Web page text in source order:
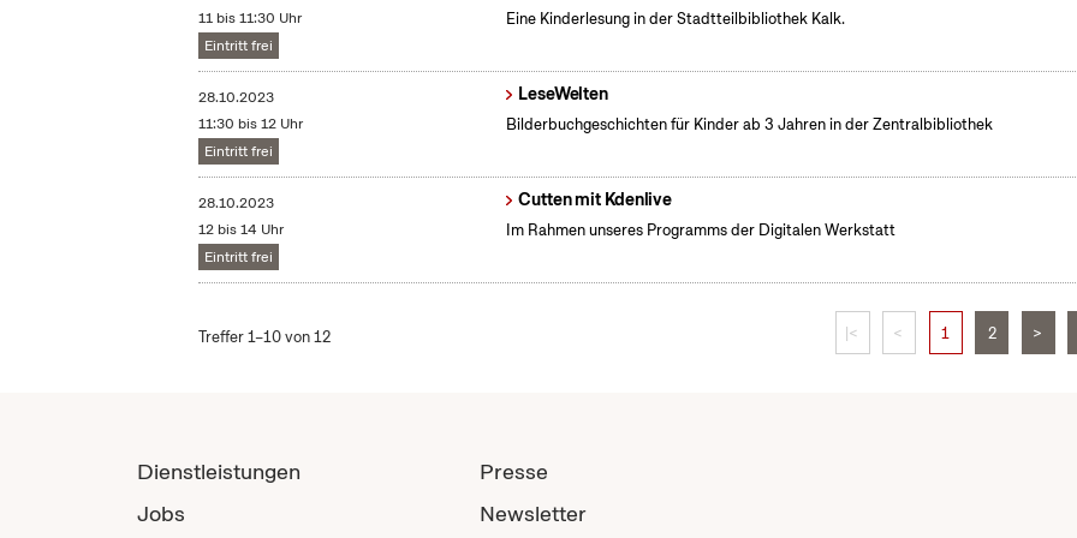
11 bis 11:30 Uhr
Eintritt frei
Eine Kinderlesung in der Stadtteilbibliothek Kalk.
28.10.2023
11:30 bis 12 Uhr
Eintritt frei
LeseWelten
Bilderbuchgeschichten für Kinder ab 3 Jahren in der Zentralbibliothek
28.10.2023
12 bis 14 Uhr
Eintritt frei
Cutten mit Kdenlive
Im Rahmen unseres Programms der Digitalen Werkstatt
Treffer 1–10 von 12 |< < 1 2 >
Dienstleistungen
Jobs
Presse
Newsletter